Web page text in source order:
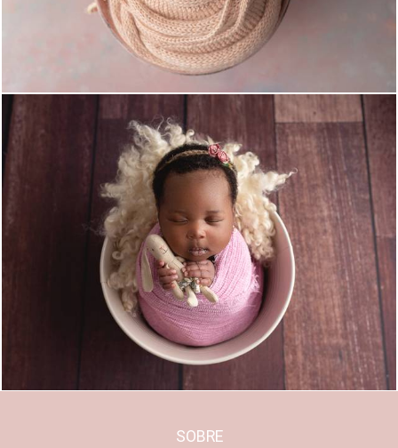
2166 22
SOBRE